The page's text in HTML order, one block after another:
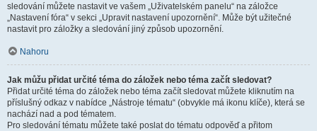
sledování můžete nastavit ve vašem „Uživatelském panelu“ na záložce
„Nastavení fóra“ v sekci „Upravit nastavení upozornění“. Může být užitečné
nastavit pro záložky a sledování jiný způsob upozornění.
Nahoru
Jak můžu přidat určité téma do záložek nebo téma začít sledovat?
Přidat určité téma do záložek nebo téma začít sledovat můžete kliknutím na
příslušný odkaz v nabídce „Nástroje tématu“ (obvykle má ikonu klíče), která se
nachází nad a pod tématem.
Pro sledování tématu můžete také poslat do tématu odpověď a přitom